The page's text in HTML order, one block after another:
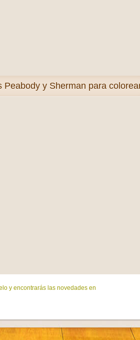
Peabody y Sherman para
y encontrarás las novedades en